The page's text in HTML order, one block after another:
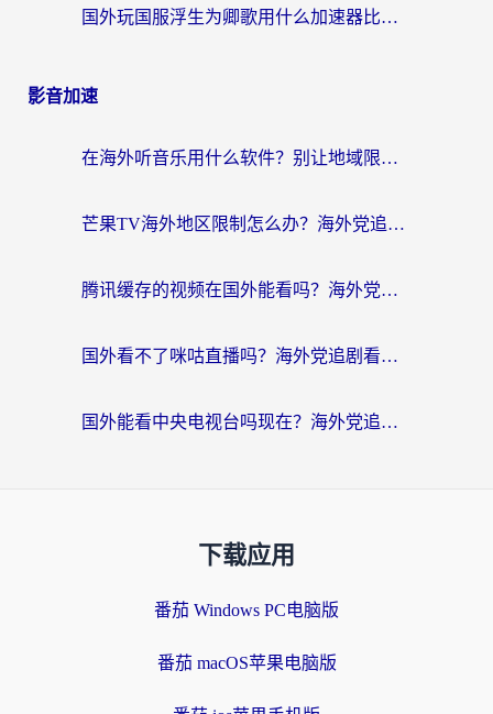
国外玩国服浮生为卿歌用什么加速器比较好？海外党亲测不踩坑指南
影音加速
在海外听音乐用什么软件？别让地域限制断了你的华语歌单
芒果TV海外地区限制怎么办？海外党追剧看片的实用加速器选择指南
腾讯缓存的视频在国外能看吗？海外党追剧看片的终极解决方案
国外看不了咪咕直播吗？海外党追剧看片的加速器选择指南
国外能看中央电视台吗现在？海外党追剧看央视的实用指南
下载应用
番茄 Windows PC电脑版
番茄 macOS苹果电脑版